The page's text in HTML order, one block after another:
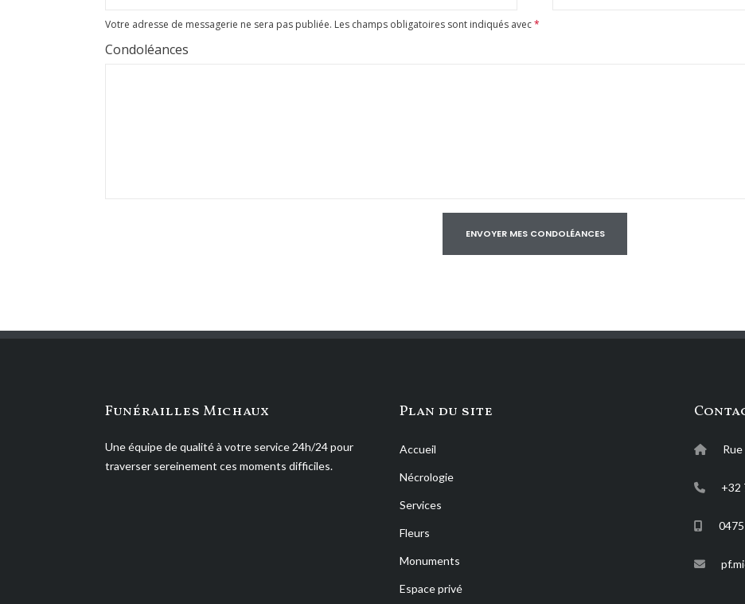
Votre adresse de messagerie ne sera pas publiée. Les champs obligatoires sont indiqués avec*
Condoléances
Funérailles Michaux
Une équipe de qualité à votre service 24h/24 pour
traverser sereinement ces moments difficiles.
Plan du site
Accueil
Nécrologie
Services
Fleurs
Monuments
Espace privé
+32